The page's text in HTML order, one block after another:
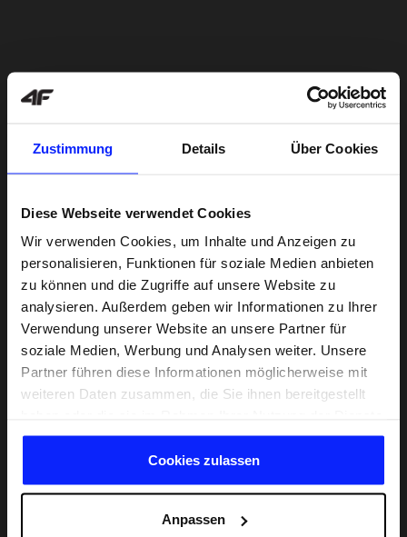
Zustimmung Details Über Cookies
Diese Webseite verwendet Cookies
Wir verwenden Cookies, um Inhalte und Anzeigen zu
personalisieren, Funktionen für soziale Medien anbieten
zu können und die Zugriffe auf unsere Website zu
analysieren. Außerdem geben wir Informationen zu Ihrer
Verwendung unserer Website an unsere Partner für
soziale Medien, Werbung und Analysen weiter. Unsere
Partner führen diese Informationen möglicherweise mit
weiteren Daten zusammen, die Sie ihnen bereitgestellt
gesammelt haben.
Cookies zulassen
Anpassen